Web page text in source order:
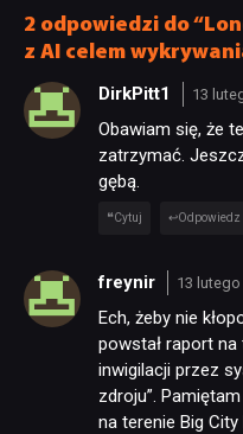
2 odpowiedzi do
z AI celem
DirkPitt1 13
Obawiam się, że
zatrzymać.
gębą.
Cytuj Odpowiedz
freynir 13
Ech, żeby nie
powstał raport
inwigilacji przez
zdroju”.
na terenie Big